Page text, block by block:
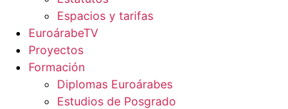
Espacios y tarifas
EuroárabeTV
Proyectos
Formación
Diplomas Euroárabes
Estudios de Posgrado